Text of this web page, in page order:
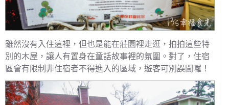
雖然沒有入住這裡，但也是能在莊園裡走逛，拍拍這些特
別的木屋，讓人有置身在童話故事裡的氛圍。對了，住宿
區會有限制非住宿者不得進入的區域，遊客可別誤闖囉！